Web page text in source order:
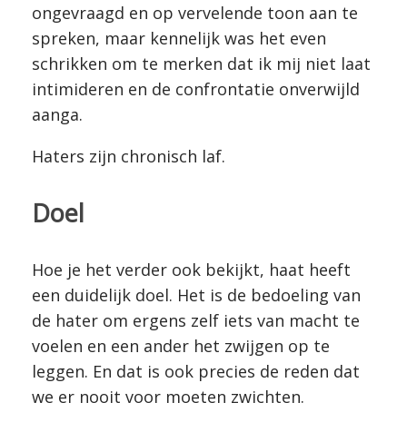
ongevraagd en op vervelende toon aan te
spreken, maar kennelijk was het even
schrikken om te merken dat ik mij niet laat
intimideren en de confrontatie onverwijld
aanga.
Haters zijn chronisch laf.
Doel
Hoe je het verder ook bekijkt, haat heeft
een duidelijk doel. Het is de bedoeling van
de hater om ergens zelf iets van macht te
voelen en een ander het zwijgen op te
leggen. En dat is ook precies de reden dat
we er nooit voor moeten zwichten.